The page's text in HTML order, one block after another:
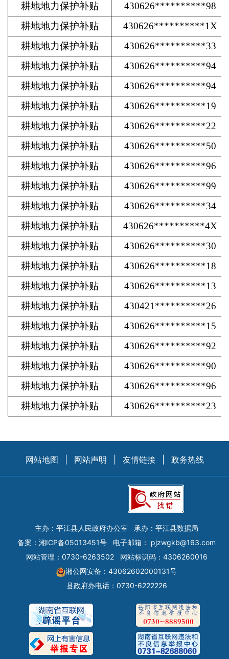
耕地地力保护补贴
430626**********98
耕地地力保护补贴
430626**********1X
耕地地力保护补贴
430626**********33
耕地地力保护补贴
430626**********94
耕地地力保护补贴
430626**********94
耕地地力保护补贴
430626**********19
耕地地力保护补贴
430626**********22
耕地地力保护补贴
430626**********50
耕地地力保护补贴
430626**********96
耕地地力保护补贴
430626**********99
耕地地力保护补贴
430626**********34
耕地地力保护补贴
430626**********4X
耕地地力保护补贴
430626**********30
耕地地力保护补贴
430626**********18
耕地地力保护补贴
430626**********13
耕地地力保护补贴
430421**********26
耕地地力保护补贴
430626**********15
耕地地力保护补贴
430626**********92
耕地地力保护补贴
430626**********90
耕地地力保护补贴
430626**********96
耕地地力保护补贴
430626**********23
网站地图 网站声明 友情链接 政务热线
主办：平江县人民政府办公室
承办：平江县数据局
备案： 湘ICP备05013451号 电子邮箱： pjzwgkb@163.com
网站管理：0730-6263502
网站标识码：4306260016
湘公网安备：43062602000131号
县政府办电话：0730-6222226